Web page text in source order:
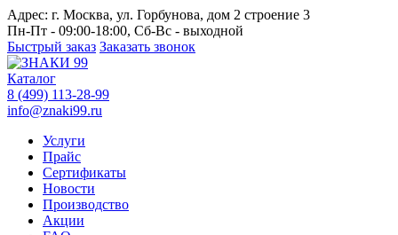
Адрес: г. Москва, ул. Горбунова, дом 2 строение 3
Пн-Пт - 09:00-18:00, Сб-Вс - выходной
Быстрый заказ Заказать звонок
Каталог
8 (499) 113-28-99
info@znaki99.ru
Услуги
Прайс
Сертификаты
Новости
Производство
Акции